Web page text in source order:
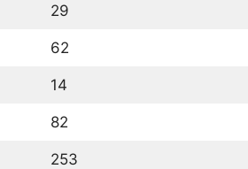
29
62
14
82
253